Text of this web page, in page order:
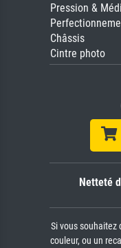
Pression &
Châssis
Cintre photo
Netteté
Si vous
couleur, ou un